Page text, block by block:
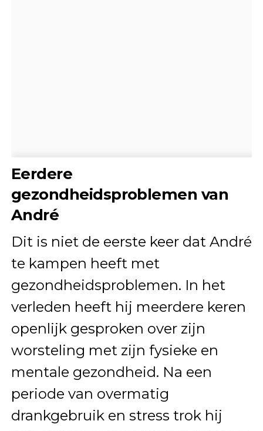
Eerdere
gezondheidsproblemen van
André
Dit is niet de eerste keer dat André
te kampen heeft met
gezondheidsproblemen. In het
verleden heeft hij meerdere keren
openlijk gesproken over zijn
worsteling met zijn fysieke en
mentale gezondheid. Na een
periode van overmatig
drankgebruik en stress trok hij